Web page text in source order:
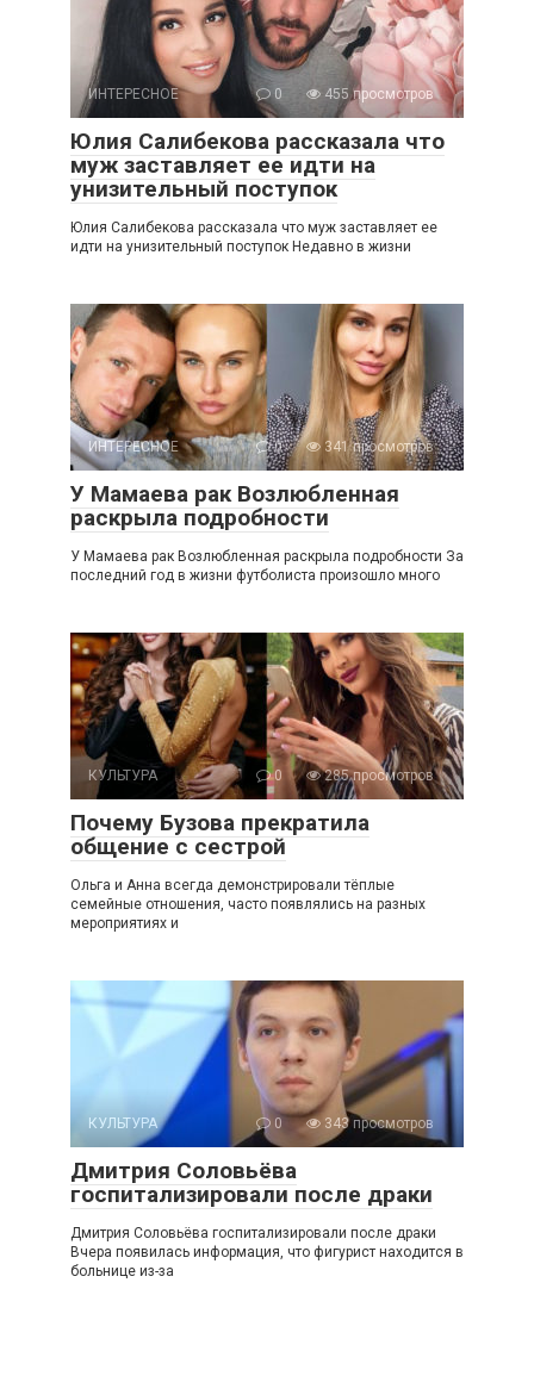
ИНТЕРЕСНОЕ 0 455 просмотров
Юлия Салибекова рассказала что
муж заставляет ее идти на
унизительный поступок
Юлия Салибекова рассказала что муж заставляет ее
идти на унизительный поступок Недавно в жизни
ИНТЕРЕСНОЕ 0 341 просмотров
У Мамаева рак Возлюбленная
раскрыла подробности
У Мамаева рак Возлюбленная раскрыла подробности За
последний год в жизни футболиста произошло много
КУЛЬТУРА 0 285 просмотров
Почему Бузова прекратила
общение с сестрой
Ольга и Анна всегда демонстрировали тёплые
семейные отношения, часто появлялись на разных
мероприятиях и
КУЛЬТУРА 0 343 просмотров
Дмитрия Соловьёва
госпитализировали после драки
Дмитрия Соловьёва госпитализировали после драки
Вчера появилась информация, что фигурист находится в
больнице из-за